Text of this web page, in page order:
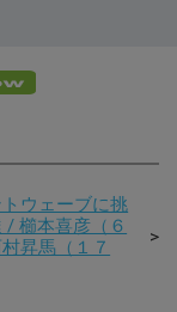
ウェーブに挑
/ 櫛本喜彦（６
昇馬（１７